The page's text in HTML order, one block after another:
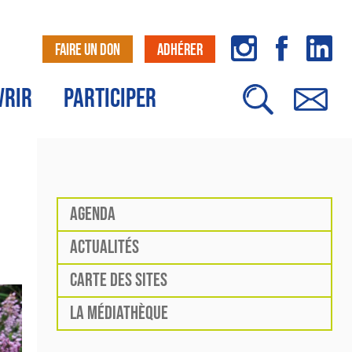
FAIRE UN DON ADHÉRER
PARTICIPER
AGENDA
ACTUALITÉS
CARTE DES SITES
LA MÉDIATHÈQUE